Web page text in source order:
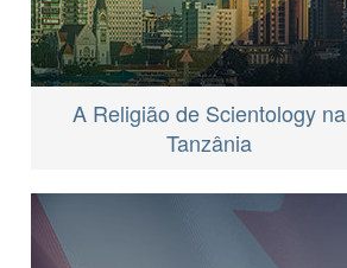
A Religião de Scientology na
Tanzânia